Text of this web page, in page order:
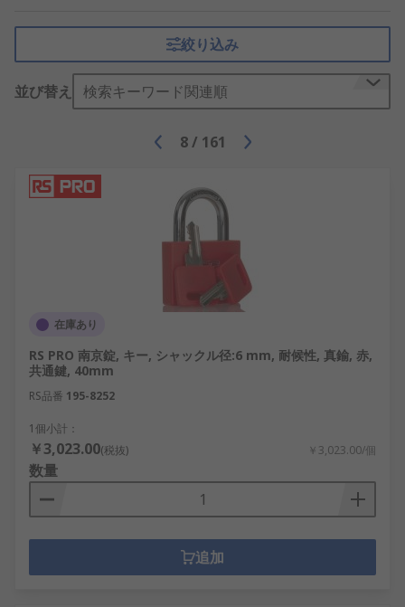
げや素材もさまざまです。 ドアシールなどの他の金
物およびは部品を水密戸締り、 キックプレートによ
るハンズフリーのドア開き、ドアの保護を保証しま
す。 ドアストップとドアステー、引き出しレールや
絞り込み
並び替え 検索キーワード関連順
8 / 161
在庫あり
RS PRO 南京錠, キー, シャックル径:6 mm, 耐候性, 真鍮, 赤,
共通鍵, 40mm
RS品番 195-8252
1個小計：
￥3,023.00(税抜) ￥3,023.00/個
数量
追加